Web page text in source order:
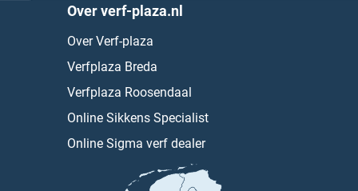
Over verf-plaza.nl
Over Verf-plaza
Verfplaza Breda
Verfplaza Roosendaal
Online Sikkens Specialist
Online Sigma verf dealer